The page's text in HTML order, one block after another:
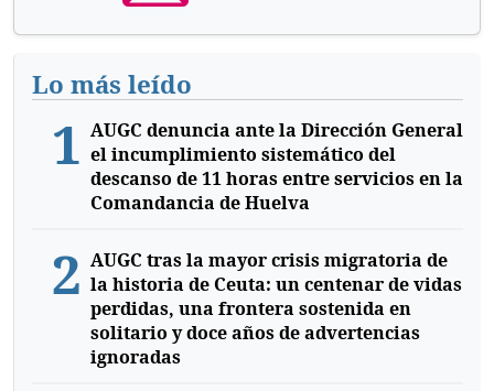
Lo más leído
1 AUGC denuncia ante la Dirección General
el incumplimiento sistemático del
descanso de 11 horas entre servicios en la
Comandancia de Huelva
2 AUGC tras la mayor crisis migratoria de
la historia de Ceuta: un centenar de vidas
perdidas, una frontera sostenida en
solitario y doce años de advertencias
ignoradas